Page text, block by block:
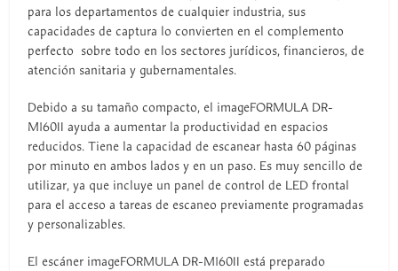
para los departamentos de cualquier industria, sus
capacidades de captura lo convierten en el complemento
perfecto sobre todo en los sectores jurídicos, financieros, de
atención sanitaria y gubernamentales.
Debido a su tamaño compacto, el imageFORMULA DR-
M160II ayuda a aumentar la productividad en espacios
reducidos. Tiene la capacidad de escanear hasta 60 páginas
por minuto en ambos lados y en un paso. Es muy sencillo de
utilizar, ya que incluye un panel de control de LED frontal
para el acceso a tareas de escaneo previamente programadas
y personalizables.
El escáner imageFORMULA DR-M160II está preparado